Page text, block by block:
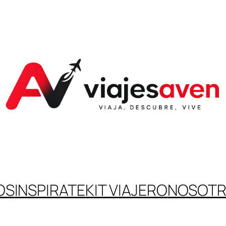
INSPIRATEKIT VIAJERO